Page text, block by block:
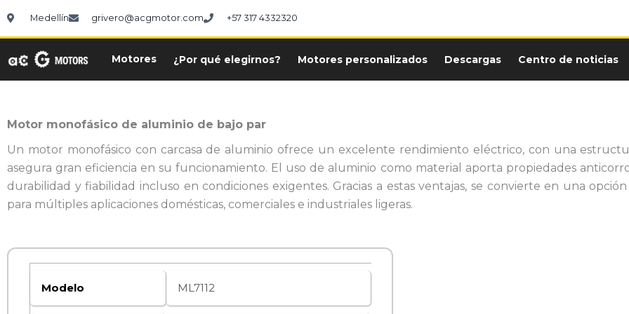
Medellín grivero@acgmotor.com +57 317 4332320
Motores ¿Por qué elegirnos? Motores personalizados Descargas Centro de noticias
Motor monofásico de aluminio de bajo par
Un motor monofásico con carcasa de aluminio ofrece un excelente rendimiento eléctrico, con una
asegura gran eficiencia en su funcionamiento. El uso de aluminio como material aporta propiedades
durabilidad y fiabilidad incluso en condiciones exigentes. Gracias a estas ventajas, se convierte en una
para múltiples aplicaciones domésticas, comerciales e industriales ligeras.
Modelo ML7112